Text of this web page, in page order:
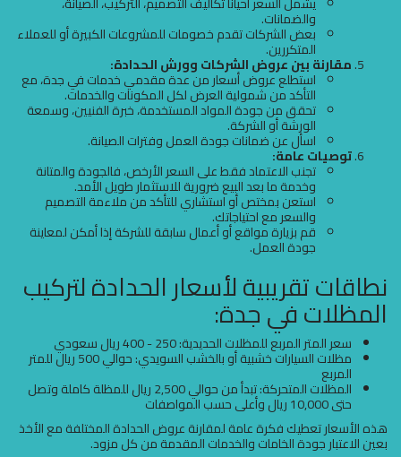
والضمانات.
بعض الشركات تقدم خصومات للمشروعات الكبيرة أو للعملاء
المتكررين.
مقارنة بين عروض الشركات وورش الحدادة:
استطلع عروض أسعار من عدة مقدمي خدمات في جدة، مع
التأكد من شمولية العرض لكل المكونات والخدمات.
تحقق من جودة المواد المستخدمة، خبرة الفنيين، وسمعة
الورشة أو الشركة.
اسأل عن ضمانات جودة العمل وفترات الصيانة.
توصيات عامة:
تجنب الاعتماد فقط على السعر الأرخص، فالجودة والمتانة
وخدمة ما بعد البيع ضرورية للاستثمار طويل الأمد.
استعن بمختص أو استشاري للتأكد من ملاءمة التصميم
والسعر مع احتياجاتك.
قم بزيارة مواقع أو أعمال سابقة للشركة إذا أمكن لمعاينة
جودة العمل.
نطاقات تقريبية لأسعار الحدادة لتركيب
المظلات في جدة:
سعر المتر المربع للمظلات الحديدية: 250 - 400 ريال سعودي
مظلات السيارات خشبية أو بالخشب السويدي: حوالي 500 ريال للمتر
المربع
المظلات المتحركة: تبدأ من حوالي 2,500 ريال للمظلة كاملة وتصل
حتى 10,000 ريال وأعلى حسب المواصفات
هذه الأسعار تعطيك فكرة عامة لمقارنة عروض الحدادة المختلفة مع الأخذ
بعين الاعتبار جودة الخامات والخدمات المقدمة من كل مزود.